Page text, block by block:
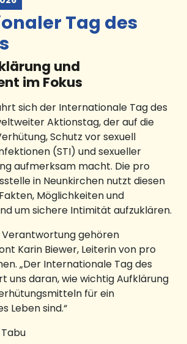
Tag des
und
im Fokus
sich der Internationale Tag des
Aktionstag, der auf die
Schutz vor sexuell
(STI) und sexueller
aufmerksam macht. Die pro
in Neunkirchen nutzt diesen
Möglichkeiten und
um sichere Intimität aufzuklären.
Verantwortung gehören
Karin Biewer, Leiterin von pro
„Der Internationale Tag des
uns daran, wie wichtig Aufklärung
für ein
Leben sind.“